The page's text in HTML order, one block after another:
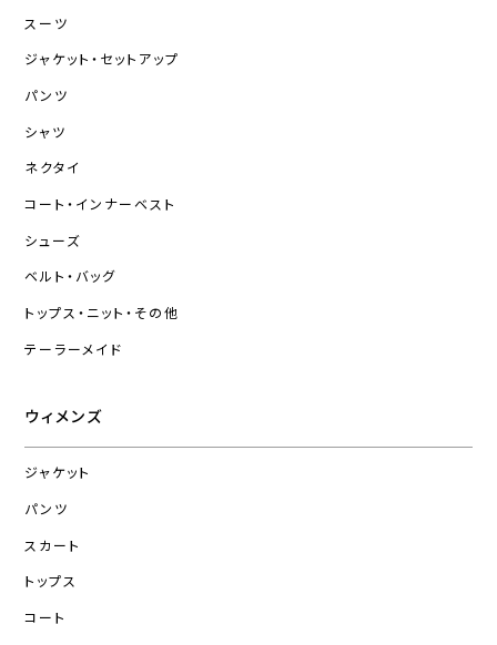
スーツ
ジャケット・セットアップ
パンツ
シャツ
ネクタイ
コート・インナーベスト
シューズ
ベルト・バッグ
トップス・ニット・その他
テーラーメイド
ウィメンズ
ジャケット
パンツ
スカート
トップス
コート